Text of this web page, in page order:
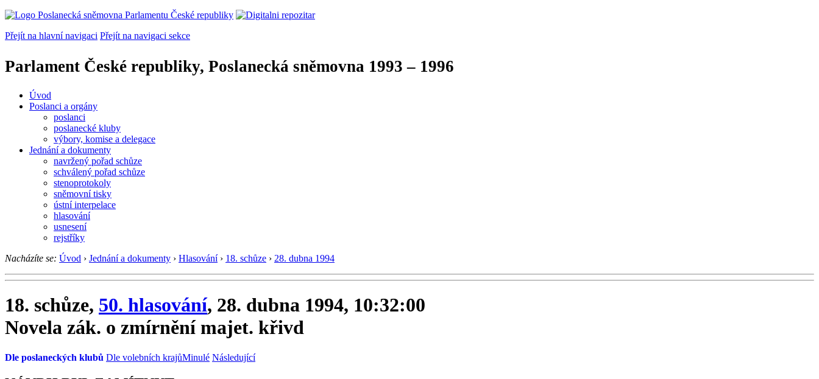
Přejít na hlavní navigaci Přejít na navigaci sekce
Parlament České republiky, Poslanecká sněmovna 1993 – 1996
Úvod
Poslanci a orgány
poslanci
poslanecké kluby
výbory, komise a delegace
Jednání a dokumenty
navržený pořad schůze
schválený pořad schůze
stenoprotokoly
sněmovní tisky
ústní interpelace
hlasování
usnesení
rejstříky
Nacházíte se: Úvod › Jednání a dokumenty › Hlasování › 18. schůze › 28. dubna 1994
18. schůze, 50. hlasování, 28. dubna 1994, 10:32:00
Novela zák. o zmírnění majet. křivd
Dle poslaneckých klubů Dle volebních krajůMinulé Následující